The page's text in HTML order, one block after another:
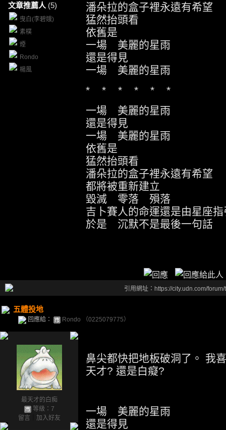
文章推薦人 (5)
曳白(李碧娥)
素樸
煙
Rondo
楊風
潘朵拉的盒子裡永遠有希望
猛然抬頭看
依舊是
一場 美麗的星雨
還是得見
一場 美麗的星雨
* * * * * *
一場 美麗的星雨
還是得見
一場 美麗的星雨
依舊是
猛然抬頭看
潘朵拉的盒子裡永遠有希望
都將被重新建立
毀滅 零落 殞落
吉卜賽人的命運還是由星座指
於是 沉默不是最後一句話
引用網址：https://city.udn.com/
五體投地
回應給： Rondo （0225079775）
最天才的白痴
等級：7
留言
加入好友
鼻尖都快把地板破洞了。 我
天才? 還是白癡?
一場 美麗的星雨
還是得見